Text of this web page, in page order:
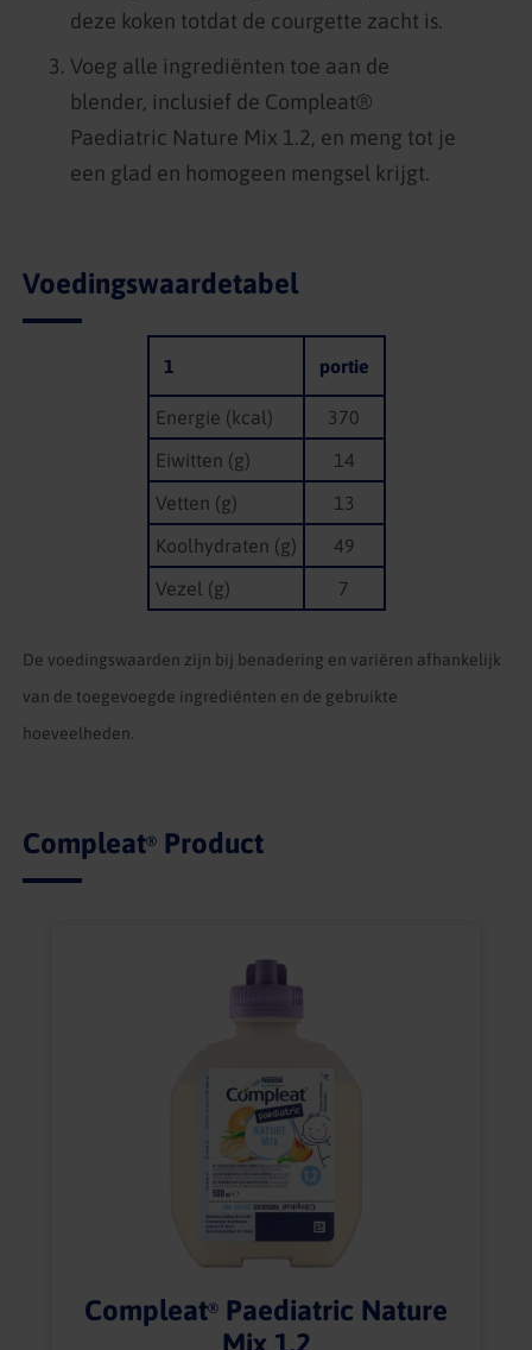
deze koken totdat de courgette zacht is.
Voeg alle ingrediënten toe aan de
blender, inclusief de Compleat®
Paediatric Nature Mix 1.2, en meng tot je
een glad en homogeen mengsel krijgt.
Compleat® Product
Compleat® Paediatric Nature
Voedingswaardetabel
1 portie
Energie (kcal)
370
Eiwitten (g)
14
Vetten (g)
13
Koolhydraten (g)
49
Vezel (g)
7
De voedingswaarden zijn bij benadering en variëren afhankelijk
van de toegevoegde ingrediënten en de gebruikte
hoeveelheden.